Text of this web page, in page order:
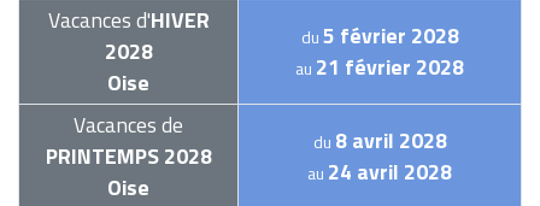
Vacances d'HIVER
2028
Oise
du5 février 2028
au 21 février 2028
Vacances de
PRINTEMPS 2028
Oise
du 8 avril 2028
au 24 avril 2028